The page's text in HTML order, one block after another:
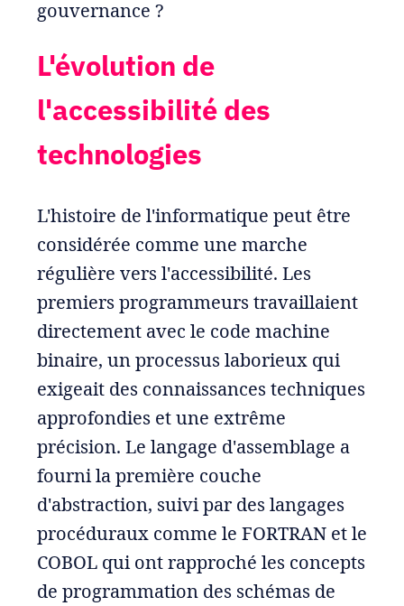
gouvernance ?
L'évolution de
l'accessibilité des
technologies
L'histoire de l'informatique peut être
considérée comme une marche
régulière vers l'accessibilité. Les
premiers programmeurs travaillaient
directement avec le code machine
binaire, un processus laborieux qui
exigeait des connaissances techniques
approfondies et une extrême
précision. Le langage d'assemblage a
fourni la première couche
d'abstraction, suivi par des langages
procéduraux comme le FORTRAN et le
COBOL qui ont rapproché les concepts
de programmation des schémas de